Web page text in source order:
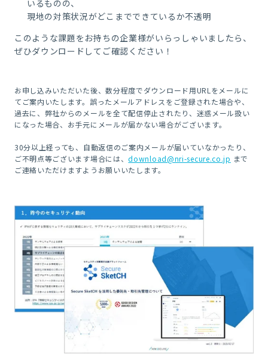
いるものの、
現地の対策状況がどこまでできているか不透明
このような課題をお持ちの企業様がいらっしゃいましたら、
ぜひダウンロードしてご確認ください！
お申し込みいただいた後、数分程度でダウンロード用URLをメールに
てご案内いたします。誤ったメールアドレスをご登録された場合や、
過去に、弊社からのメールを全て配信停止されたり、迷惑メール扱い
になった場合、お手元にメールが届かない場合がございます。
30分以上経っても、自動返信のご案内メールが届いていなかったり、
ご不明点等ございます場合には、download@nri-secure.co.jp まで
ご連絡いただけますようお願いいたします。